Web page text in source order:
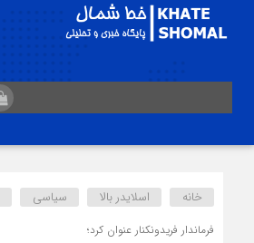
خانه اسلایدر بالا سیاسی
فرماندار فریدونکنار عنوان کرد؛